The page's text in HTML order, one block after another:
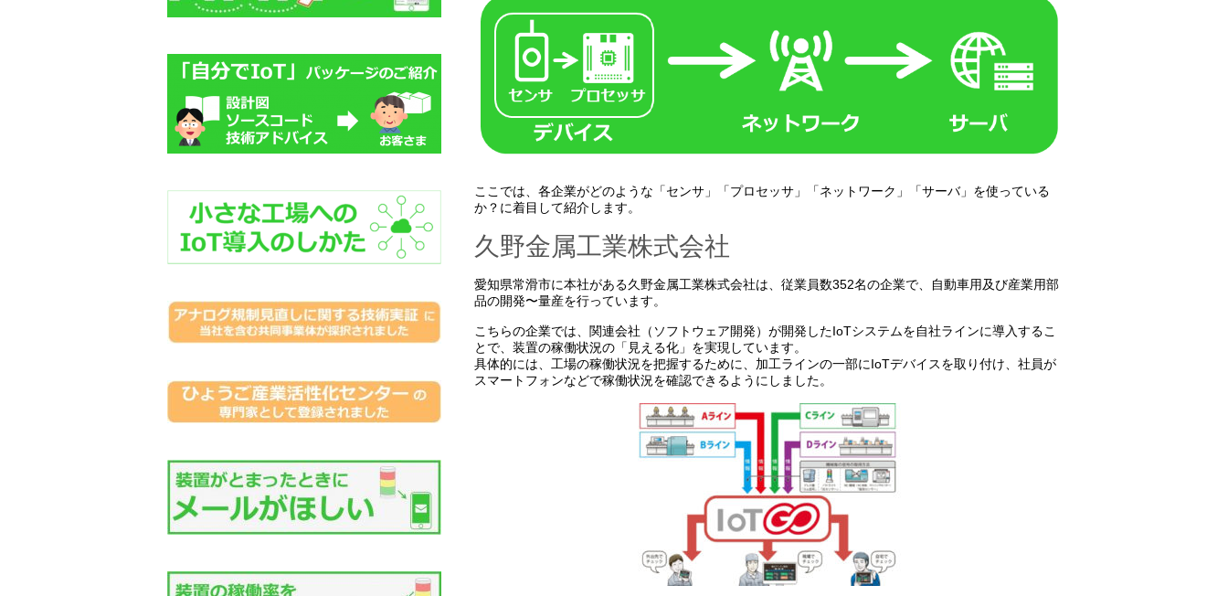
ここでは、各企業がどのような「センサ」「プロセッサ」「ネットワーク」「サーバ」を使っている
か？に着目して紹介します。
久野金属工業株式会社
愛知県常滑市に本社がある久野金属工業株式会社は、従業員数352名の企業で、自動車用及び産業用部
品の開発〜量産を行っています。
こちらの企業では、関連会社（ソフトウェア開発）が開発したIoTシステムを自社ラインに導入するこ
とで、装置の稼働状況の「見える化」を実現しています。
具体的には、工場の稼働状況を把握するために、加工ラインの一部にIoTデバイスを取り付け、社員が
スマートフォンなどで稼働状況を確認できるようにしました。